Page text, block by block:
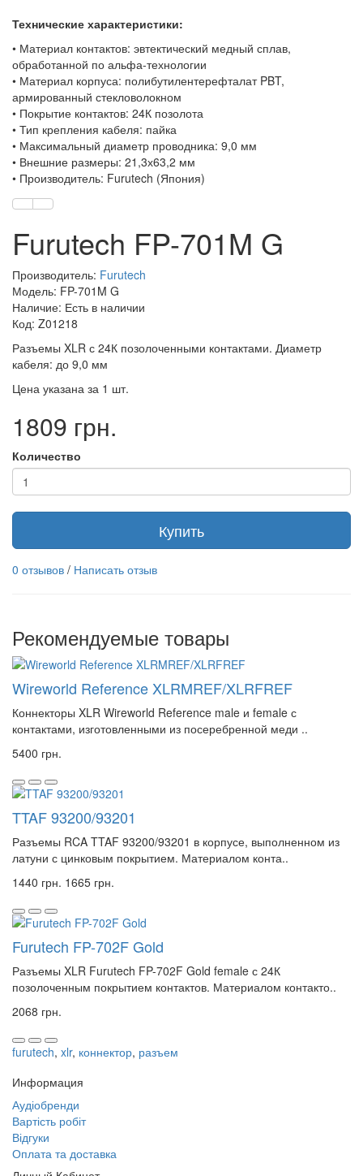
Технические характеристики:
• Материал контактов: эвтектический медный сплав,
обработанной по альфа-технологии
• Материал корпуса: полибутилентерефталат PBT,
армированный стекловолокном
• Покрытие контактов: 24К позолота
• Тип крепления кабеля: пайка
• Максимальный диаметр проводника: 9,0 мм
• Внешние размеры: 21,3х63,2 мм
• Производитель: Furutech (Япония)
Furutech FP-701M G
Производитель: Furutech
Модель: FP-701M G
Наличие: Есть в наличии
Код: Z01218
Разъемы XLR с 24К позолоченными контактами. Диаметр
кабеля: до 9,0 мм
Цена указана за 1 шт.
1809 грн.
Количество
Купить
0 отзывов / Написать отзыв
Рекомендуемые товары
Wireworld Reference XLRMREF/XLRFREF
Коннекторы XLR Wireworld Reference male и female с
контактами, изготовленными из посеребренной меди ..
5400 грн.
TTAF 93200/93201
Разъемы RCA TTAF 93200/93201 в корпусе, выполненном из
латуни с цинковым покрытием. Материалом конта..
1440 грн. 1665 грн.
Furutech FP-702F Gold
Разъемы XLR Furutech FP-702F Gold female с 24К
позолоченным покрытием контактов. Материалом контакто..
2068 грн.
furutech, xlr, коннектор, разъем
Информация
Аудіобренди
Вартість робіт
Відгуки
Оплата та доставка